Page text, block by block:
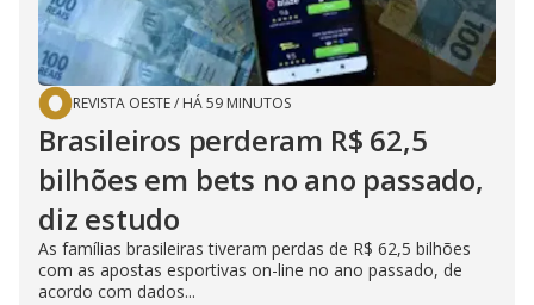
REVISTA OESTE/ HÁ 59 MINUTOS
Brasileiros perderam R$ 62,5
bilhões em bets no ano passado,
diz estudo
As famílias brasileiras tiveram perdas de R$ 62,5 bilhões
com as apostas esportivas on-line no ano passado, de
acordo com dados...